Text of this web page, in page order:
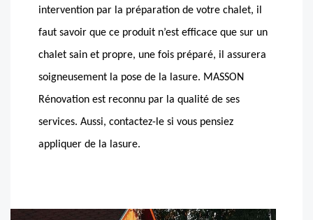
intervention par la préparation de votre chalet, il
faut savoir que ce produit n’est efficace que sur un
chalet sain et propre, une fois préparé, il assurera
soigneusement la pose de la lasure. MASSON
Rénovation est reconnu par la qualité de ses
services. Aussi, contactez-le si vous pensiez
appliquer de la lasure.